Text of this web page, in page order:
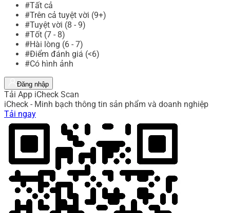
#Tất cả
#Trên cả tuyệt vời (9+)
#Tuyệt vời (8 - 9)
#Tốt (7 - 8)
#Hài lòng (6 - 7)
#Điểm đánh giá (<6)
#Có hình ảnh
Đăng nhập
Tải App iCheck Scan
iCheck - Minh bạch thông tin sản phẩm và doanh nghiệp
Tải ngay